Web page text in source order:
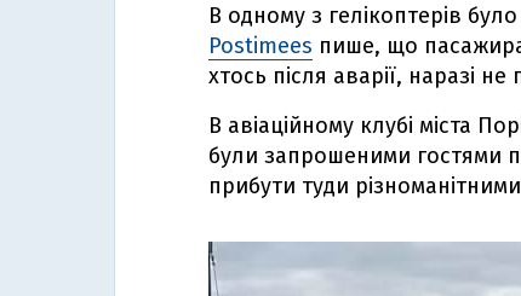
В одному з гелікоптерів
Postimees пише, що
хтось після аварії, наразі
В авіаційному клубі міста
були запрошеними гостями
прибути туди